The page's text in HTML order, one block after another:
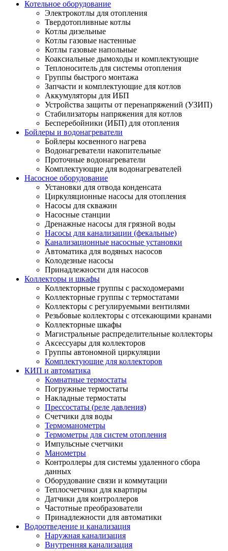
Котельное оборудование
Электрокотлы для отопления
Твердотопливные котлы
Котлы дизельные
Котлы газовые настенные
Котлы газовые напольные
Коаксиальные дымоходы и комплектующие
Теплоноситель для системы отопления
Группы быстрого монтажа
Запчасти и комплектующие для котлов
Аккумуляторы для ИБП
Устройства защиты от перенапряжений (УЗИП)
Стабилизаторы напряжения для котлов
Бесперебойники (ИБП) для отопления
Бойлеры и водонагреватели
Бойлеры косвенного нагрева
Водонагреватели накопительные
Проточные водонагреватели
Комплектующие для водонагревателей
Насосное оборудование
Установки для отвода конденсата
Циркуляционные насосы для отопления
Насосы для скважин
Насосные станции
Дренажные насосы для грязной воды
Насосы для канализации (фекальные)
Канализационные насосные установки
Автоматика для водяных насосов
Колодезные насосы
Принадлежности для насосов
Коллекторы и шкафы
Коллекторные группы с расходомерами
Коллекторные группы с термостатами
Коллекторы с регулируемыми вентилями
Резьбовые коллекторы с отсекающими кранами
Коллекторные шкафы
Магистральные распределительные коллекторы
Аксессуары для коллекторов
Группы автономной циркуляции
Комплектующие для коллекторов
КИП и автоматика
Комнатные термостаты
Погружные термостаты
Накладные термостаты
Прессостаты (реле давления)
Счетчики для воды
Термоманометры
Термометры для систем отопления
Импульсные счетчики
Манометры
Контроллеры для системы удаленного сбора
данных
Оборудование связи и коммутации
Теплосчетчики для квартиры
Датчики для контроллеров
Частотные преобразователи
Принадлежности для автоматики
Водоотведение и канализация
Наружная канализация
Внутренняя канализация